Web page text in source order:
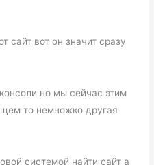
сайт вот он значит сразу
но мы сейчас этим
то немножко другая
системой найти сайт а